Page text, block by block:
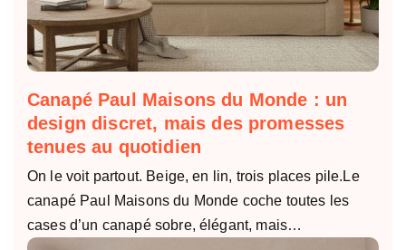
Canapé Paul Maisons du Monde : un
design discret, mais des promesses
tenues au quotidien
On le voit partout. Beige, en lin, trois places pile.Le
canapé Paul Maisons du Monde coche toutes les
cases d’un canapé sobre, élégant, mais…